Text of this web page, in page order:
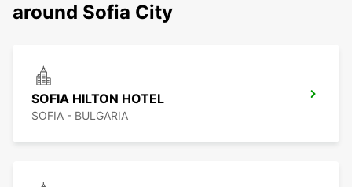
around Sofia City
SOFIA HILTON HOTEL
SOFIA - BULGARIA